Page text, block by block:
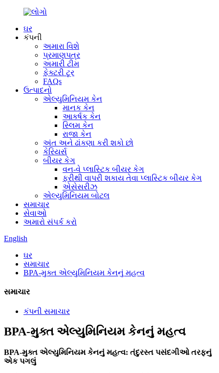
ઘર
કંપની
અમારા વિશે
પ્રમાણપત્ર
અમારી ટીમ
ફેક્ટરી ટૂર
FAQs
ઉત્પાદનો
એલ્યુમિનિયમ કેન
માનક કેન
આકર્ષક કેન
સ્લિમ કેન
રાજા કેન
અંત અને ઢાંકણા કરી શકો છો
કેરિયર્સ
બીયર કેગ
વન-વે પ્લાસ્ટિક બીયર કેગ
ફરીથી વાપરી શકાય તેવા પ્લાસ્ટિક બીયર કેગ
એસેસરીઝ
એલ્યુમિનિયમ બોટલ
સમાચાર
સેવાઓ
અમારો સંપર્ક કરો
English
ઘર
સમાચાર
BPA-મુક્ત એલ્યુમિનિયમ કેનનું મહત્વ
સમાચાર
કંપની સમાચાર
BPA-મુક્ત એલ્યુમિનિયમ કેનનું મહત્વ
BPA-મુક્ત એલ્યુમિનિયમ કેનનું મહત્વ: તંદુરસ્ત પસંદગીઓ તરફનું
એક પગલું